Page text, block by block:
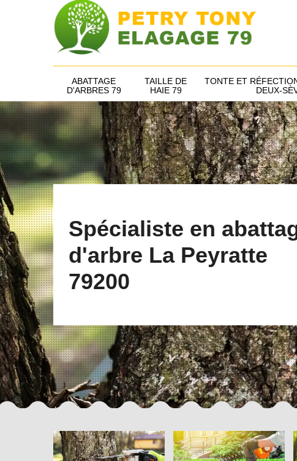
ABATTAGE
D'ARBRES 79
TAILLE DE
HAIE 79
TONTE ET
DEUX-
Spécialiste en
d'arbre La Peyratte
79200